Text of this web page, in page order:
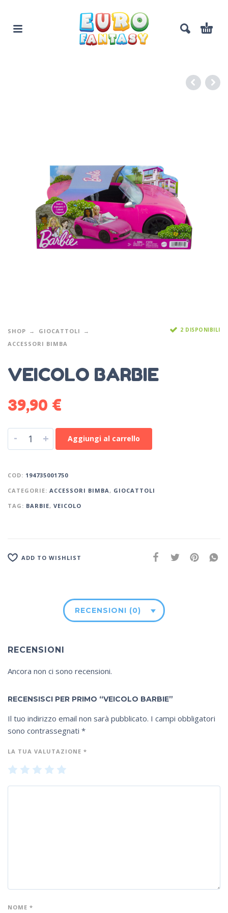
SHOP
GIOCATTOLI
ACCESSORI BIMBA
2 DISPONIBILI
VEICOLO BARBIE
39,90 €
- + Aggiungi al carrello
COD: 194735001750
CATEGORIE: ACCESSORI BIMBA , GIOCATTOLI
TAG: BARBIE, VEICOLO
ADD TO WISHLIST
RECENSIONI (0)
RECENSIONI
Ancora non ci sono recensioni.
RECENSISCI PER PRIMO “VEICOLO BARBIE”
Il tuo indirizzo email non sarà pubblicato. I campi obbligatori
sono contrassegnati *
LA TUA VALUTAZIONE *
1 2 3 4
NOME *